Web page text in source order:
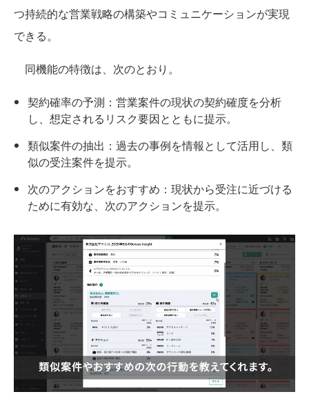
つ持続的な営業戦略の構築やコミュニケーションが実現
できる。
同機能の特徴は、次のとおり。
契約確率の予測：営業案件の現状の契約確度を分析
し、想定されるリスク要因とともに提示。
類似案件の抽出：過去の事例を情報として活用し、類
似の受注案件を提示。
次のアクションをおすすめ：現状から受注に近づける
ために有効な、次のアクションを提示。